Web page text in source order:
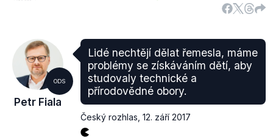
Budeme-li vycházet ze schválených zákonů o
státním rozpočtu na období 2015–2017 (tedy z těch
navržených současnou vládou), zjistíme následující:
(.pdf, str. 40, sešit B) vláda posílila o
600 míst úřady práce a Generální finanční
ODS
Petr Fiala
Lidé nechtějí dělat řemesla, máme
problémy se získáváním dětí, aby
studovaly technické a
přírodovědné obory.
Český rozhlas 12. září 2017